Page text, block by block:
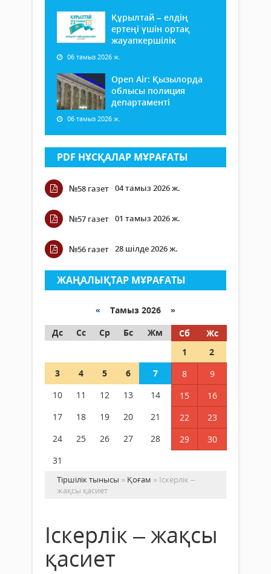
Құрылтай – елдің
ертеңі үшін ортақ
жауапкершілік
06 тамыз 2026 ж.
Open Air: Қызылорда
облысы полиция
департаменті
06 тамыз 2026 ж.
PDF НҰСҚАЛАР МҰРАҒАТЫ
№58 газет 04 тамыз 2026 ж.
№57 газет 01 тамыз 2026 ж.
№56 газет 28 шілде 2026 ж.
ЖАҢАЛЫҚТАР МҰРАҒАТЫ
« Тамыз 2026 »
Дс
Сс Ср Бс Жм Сб
Жс
1
2
3
4 5 6 7 8
9
10
11 12 13 14 15
16
17
18 19 20 21 22
23
24
25 26 27 28 29
30
31
Тіршілік тынысы » Қоғам » Іскерлік –
жақсы қасиет
Іскерлік – жақсы
қасиет